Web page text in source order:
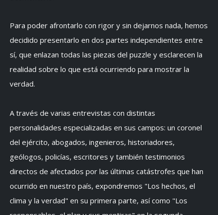
Para poder afrontarlo con rigor y sin dejarnos nada, hemos
decidido presentarlo en dos partes independientes entre
sí, que enlazan todas las piezas del puzzle y esclarecen la
realidad sobre lo que está ocurriendo para mostrar la
verdad.
A través de varias entrevistas con distintas
personalidades especializadas en sus campos: un coronel
del ejército, abogados, ingenieros, historiadores,
geólogos, policías, escritores y también testimonios
directos de afectados por las últimas catástrofes que han
ocurrido en nuestro país, expondremos "Los hechos, el
clima y la verdad" en su primera parte, así como "Los